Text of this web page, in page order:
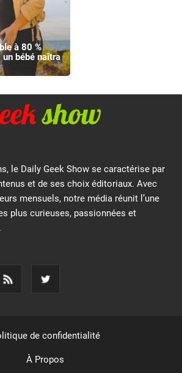
à 80 %
bébé naîtra
le Daily Geek Show se caractérise par
et de ses choix éditoriaux. Avec
mensuels, notre média réunit l’une
plus curieuses, passionnées et
de confidentialité
À Propos